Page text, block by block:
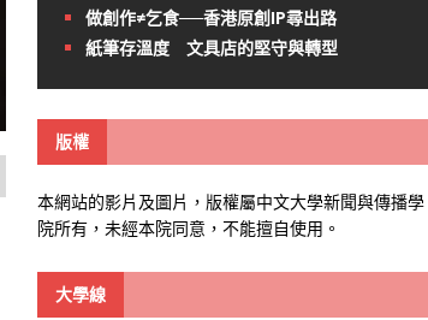
做創作≠乞食──香港原創IP尋出路
紙筆存溫度 文具店的堅守與轉型
版權
本網站的影片及圖片，版權屬中文大學新聞與傳播學
院所有，未經本院同意，不能擅自使用。
大學線